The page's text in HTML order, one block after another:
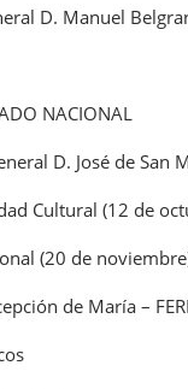
D. Manuel
NACIONAL
D. José de San
Cultural (12 de
(20 de
de María –